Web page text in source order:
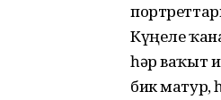
Күңеле
һәр ваҡыт
бик матур,